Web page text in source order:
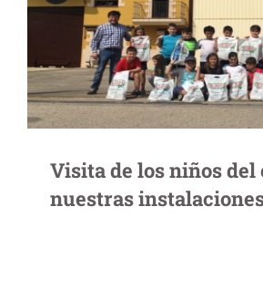
Visita de los niños del
nuestras